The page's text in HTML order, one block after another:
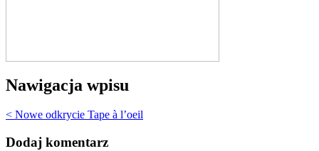
Nawigacja wpisu
< Nowe odkrycie Tape à l’oeil
Dodaj komentarz